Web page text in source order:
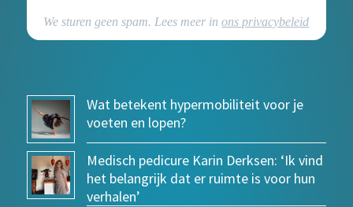
We sturen geen spam. Lees meer inons privacybeleid
Wat betekent hypermobiliteit voor je
voeten en lopen?
Medisch pedicure Karin Derksen: ‘Ik vind
het belangrijk dat er ruimte is voor hun
verhalen’